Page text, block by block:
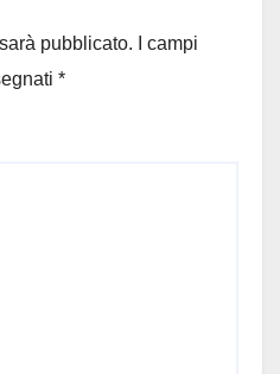
pubblicato.
I campi
*